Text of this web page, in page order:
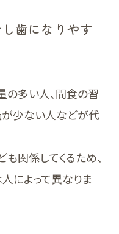
歯になりやす
多い人、間食の習
が少ない人などが代
関係してくるため、
によって異なりま